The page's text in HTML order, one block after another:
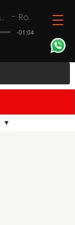
Transmisión en vivo Rock 101
-01:04